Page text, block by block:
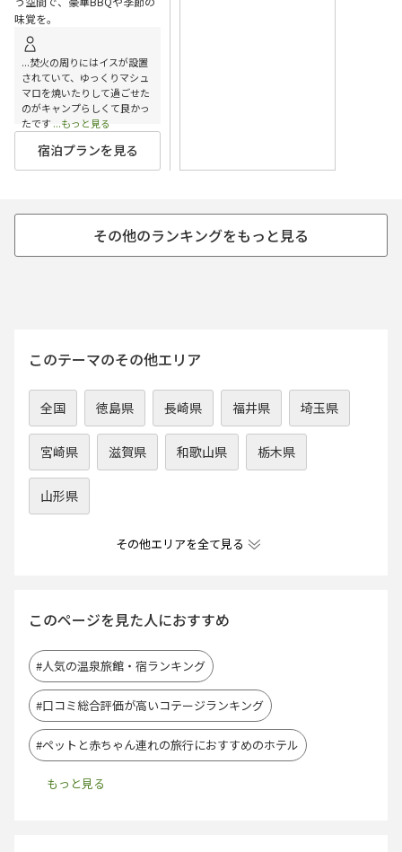
味覚を。
...焚火の周りにはイスが設置
されていて、ゆっくりマシュ
マロを焼いたりして過ごせた
のがキャンプらしくて良かっ
たです...もっと見る
宿泊プランを見る
このテーマのその他エリア
全国 徳島県 長崎県 福井県 埼玉県
宮崎県 滋賀県 和歌山県 栃木県
山形県
その他エリアを全て見る
このページを見た人におすすめ
#人気の温泉旅館・宿ランキング
#口コミ総合評価が高いコテージランキング
#ペットと赤ちゃん連れの旅行におすすめのホテル